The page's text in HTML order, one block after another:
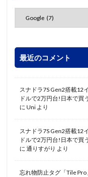
最近のコメント
スナドラ7S Gen2搭載12
ドルで2万円台!日本で買
に Uni より
スナドラ7S Gen2搭載12
ドルで2万円台!日本で買
に 通りすがり より
忘れ物防止タグ「Tile